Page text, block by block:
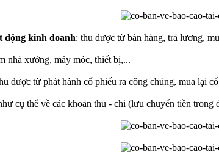
động kinh doanh: thu được từ bán hàng, trả lương,
nhà xưởng, máy móc, thiết bị,...
được từ phát hành cổ phiếu ra công chúng, mua lại
cụ thể về các khoản thu - chi (lưu chuyển tiền trong